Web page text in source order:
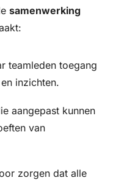
samenwerking
teamleden toegang
inzichten.
aangepast kunnen
van
zorgen dat alle